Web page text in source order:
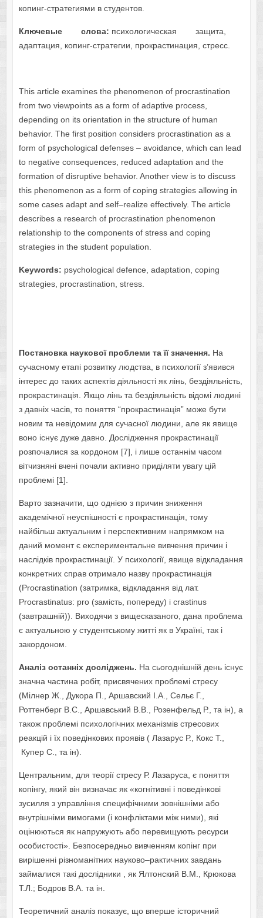
копинг-стратегиями в студентов.
Ключевые слова: психологическая защита,
адаптация, копинг-стратегии, прокрастинация, стресс.
This article examines the phenomenon of procrastination
from two viewpoints as a form of adaptive process,
depending on its orientation in the structure of human
behavior. The first position considers procrastination as a
form of psychological defenses – avoidance, which can lead
to negative consequences, reduced adaptation and the
formation of disruptive behavior. Another view is to discuss
this phenomenon as a form of coping strategies allowing in
some cases adapt and self–realize effectively. The article
describes a research of procrastination phenomenon
relationship to the components of stress and coping
strategies in the student population.
Keywords: psychological defence, adaptation, coping
strategies, procrastination, stress.
Постановка наукової проблеми та її значення. На
сучасному етапі розвитку людства, в психології з’явився
інтерес до таких аспектів діяльності як лінь, бездіяльність,
прокрастинація. Якщо лінь та бездіяльність відомі людині
з давніх часів, то поняття “прокрастинація” може бути
новим та невідомим для сучасної людини, але як явище
воно існує дуже давно. Дослідження прокрастинації
розпочалися за кордоном [7], і лише останнім часом
вітчизняні вчені почали активно приділяти увагу цій
проблемі [1].
Варто зазначити, що однією з причин зниження
академічної неуспішності є прокрастинація, тому
найбільш актуальним і перспективним напрямком на
даний момент є експериментальне вивчення причин і
наслідків прокрастинації. У психології, явище відкладання
конкретних справ отримало назву прокрастинація
(Procrastination (затримка, відкладання від лат.
Procrastinatus: pro (замість, попереду) і crastinus
(завтрашній)). Виходячи з вищесказаного, дана проблема
є актуальною у студентському житті як в Україні, так і
закордоном.
Аналіз останніх досліджень. На сьогоднішній день існує
значна частина робіт, присвячених проблемі стресу
(Мілнер Ж., Дукора П., Аршавский І.А., Сельє Г.,
Роттенберг В.С., Аршавський В.В., Розенфельд Р., та ін), а
також проблемі психологічних механізмів стресових
реакцій і їх поведінкових проявів ( Лазарус Р., Кокс Т.,
Купер C., та ін).
Центральним, для теорії стресу Р. Лазаруса, є поняття
копінгу, який він визначає як «когнітивні і поведінкові
зусилля з управління специфічними зовнішніми або
внутрішніми вимогами (і конфліктами між ними), які
оцінюються як напружують або перевищують ресурси
особистості». Безпосередньо вивченням копінг при
вирішенні різноманітних науково–рактичних завдань
займалися такі дослідники , як Ялтонский В.М., Крюкова
Т.Л.; Бодров В.А. та ін.
Теоретичний аналіз показує, що вперше історичний